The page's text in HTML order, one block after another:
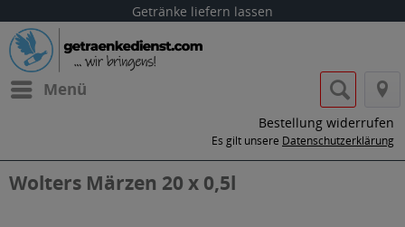
Getränke liefern lassen
Menü
Bestellung widerrufen
Es gilt unsere Datenschutzerklärung
Wolters Märzen 20 x 0,5l